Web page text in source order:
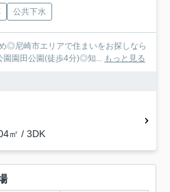
公共下水
◎尼崎市エリアで住まいをお探しなら
園園田公園(徒歩4分)◎知...
もっと見る
㎡ / 3DK